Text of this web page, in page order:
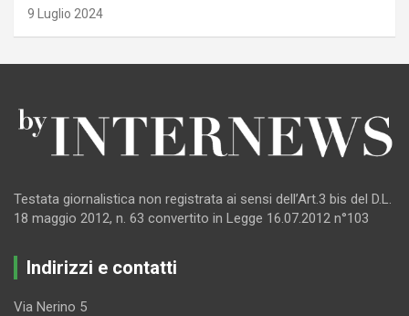
9 Luglio 2024
Testata giornalistica non registrata ai sensi dell’Art.3 bis del D.L.
18 maggio 2012, n. 63 convertito in Legge 16.07.2012 n°103
Indirizzi e contatti
Via Nerino 5